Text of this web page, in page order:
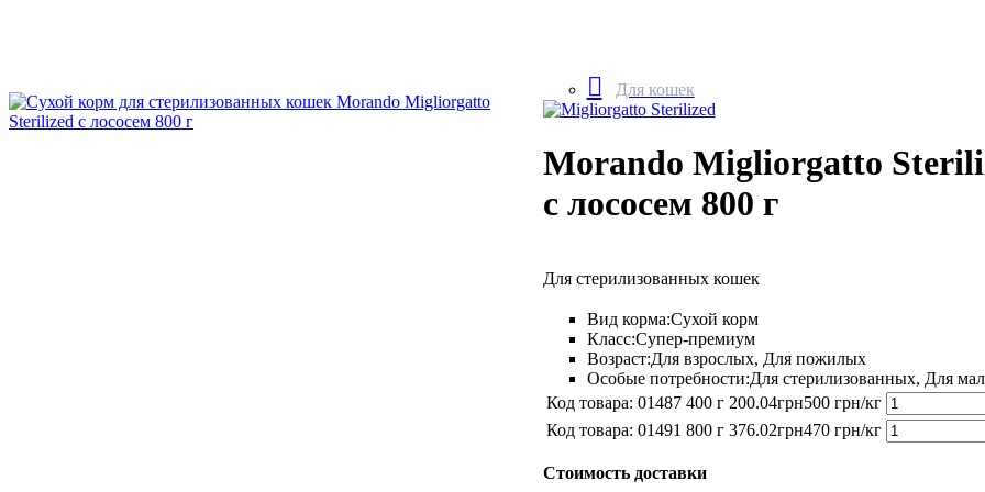
Для кошек
Morando Migliorgatto
с лососем 800 г
Для стерилизованных кошек
Вид корма:Сухой корм
Класс:Супер-премиум
Возраст:Для взрослых, Для пожилых
Особые потребности:Для стерилизованных, Для
01487 400 г 200.04грн500 грн/кг
01491 800 г 376.02грн470 грн/кг
Стоимость доставки